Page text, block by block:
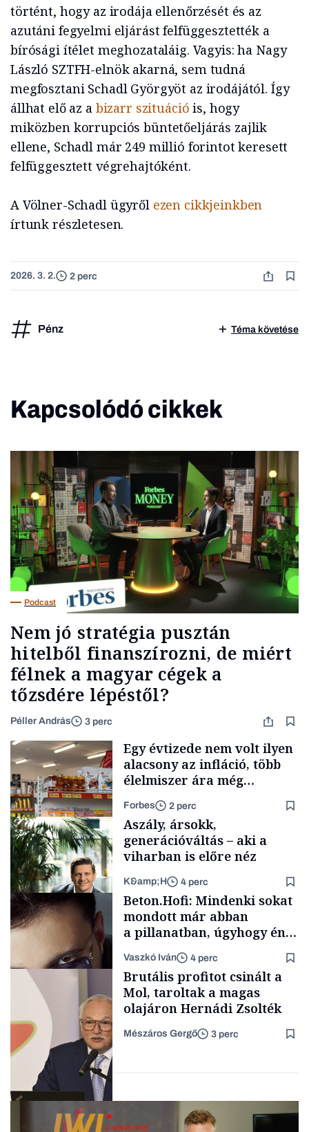
történt, hogy az irodája ellenőrzését és az
azutáni fegyelmi eljárást felfüggesztették a
bírósági ítélet meghozataláig. Vagyis: ha Nagy
László SZTFH-elnök akarná, sem tudná
megfosztani Schadl Györgyöt az irodájától. Így
állhat elő az a bizarr szituáció is, hogy
miközben korrupciós büntetőeljárás zajlik
ellene, Schadl már 249 millió forintot keresett
felfüggesztett végrehajtóként.
A Völner-Schadl ügyről ezen cikkjeinkben
írtunk részletesen.
2026. 3. 2. 2 perc
Pénz Téma követése
Kapcsolódó cikkek
Podcast
Nem jó stratégia pusztán
hitelből finanszírozni, de miért
félnek a magyar cégek a
tőzsdére lépéstől?
Péller András 3 perc
Makro
Egy évtizede nem volt ilyen
alacsony az infláció, több
élelmiszer ára még
rohamosan csökken is
Forbes 2 perc
TÁMOGATÓI
TARTALOM
Aszály, ársokk,
generációváltás – aki a
viharban is előre néz
K&amp;H 4 perc
Forbes-sztori
Beton.Hofi: Mindenki sokat
mondott már abban
a pillanatban, úgyhogy én
a legsarkosabb
gondolataimat akartam
kimondani
Vaszkó Iván 4 perc
Befektetés
Brutális profitot csinált a
Mol, taroltak a magas
olajáron Hernádi Zsolték
Mészáros Gergő 3 perc